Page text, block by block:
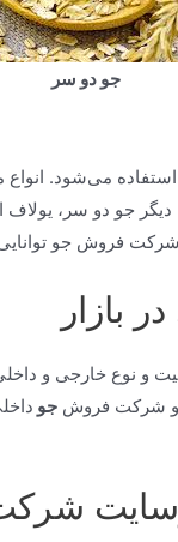
جو دو سر
جو دو سر، یولاف
فروش جو توانایی
بازار
و نوع خارجی و
و شرکت فروش جو